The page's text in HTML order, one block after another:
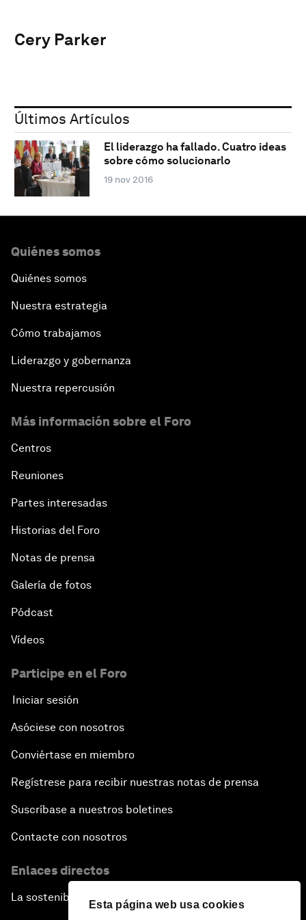
Esta página web usa cookies
Cery Parker
Últimos Artículos
El liderazgo ha fallado. Cuatro ideas
sobre cómo solucionarlo
19 nov 2016
Quiénes somos
Quiénes somos
Nuestra estrategia
Cómo trabajamos
Liderazgo y gobernanza
Nuestra repercusión
Más información sobre el Foro
Centros
Reuniones
Partes interesadas
Historias del Foro
Notas de prensa
Galería de fotos
Pódcast
Vídeos
Participe en el Foro
Iniciar sesión
Asóciese con nosotros
Conviértase en miembro
Regístrese para recibir nuestras notas de prensa
Suscríbase a nuestros boletines
Contacte con nosotros
Enlaces directos
La sostenibilidad en el Foro